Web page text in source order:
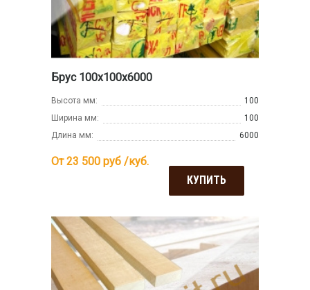
Брус 100х100х6000
Высота мм:
100
Ширина мм:
100
Длина мм:
6000
От 23 500 руб /куб.
КУПИТЬ